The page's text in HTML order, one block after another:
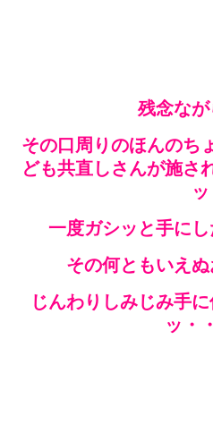
残念なが
その口周りのほんのち
ども共直しさんが施さ
ッ
一度ガシッと手に
その何ともいえ
じんわりしみじみ手
ッ・